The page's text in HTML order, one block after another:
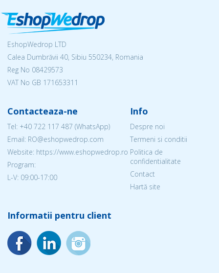
EshopWedrop LTD
Calea Dumbrăvii 40, Sibiu 550234, Romania
Reg No 08429573
VAT No GB 171653311
Contacteaza-ne
Tel: +40 722 117 487 (WhatsApp)
Email: RO@eshopwedrop.com
Website: https://www.eshopwedrop.ro
Program:
L-V: 09:00-17:00
Info
Despre noi
Termeni si conditii
Politica de
confidentialitate
Contact
Hartă site
Informatii pentru client